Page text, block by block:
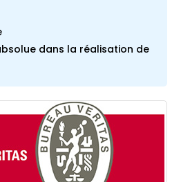
dans la réalisation de